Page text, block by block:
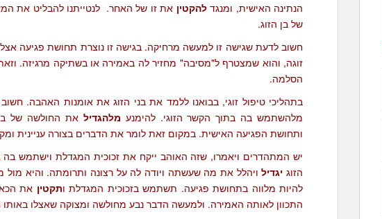
הנתינה האישית, ומנגדלהקטין את זו של האחר. לנטייתנו להבליט את
של בן הזוג.
חשוב לדעת שגישה זו למעשה מרחיקה. בגישה זו נוצרת תחושת פגיעה
זוגה, והוא שמצטרף ל"מסיבה" מחזיר לה באמירה או בשתיקה מרגיזה.
הסלמה.
בתהליכי טיפול זוגי, בבואנו ללמד את בני הזוג את אומנות האהבה.
מלהשתמש בה בתוך הקשר הזוגי. להימנע מלהגדיל את החולשה של
ותחושת הפגיעה האישית. במקום זאת לומר את הדברים בצורה עניינית
יש המתהדרים ויאמרו, שזה האוהב ייקח את זכוכית המגדלת וישתמש
הזוג יגדילויהלל את מה שעשתה ויודה לה על רצונה ותרומתה. והיא מול
להיות מלווה בתחושת פגיעה. תשתמש בזכוכית המגדלת ותקטין את
התכוון לאותה האמירה. ולמעשה הדבר נבע מחולשה ומצוקה שאצלו